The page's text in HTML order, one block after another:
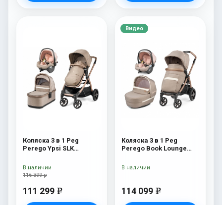
Коляска 3 в 1 Peg
Perego Ypsi SLK
116 399 р
111 299 e
В наличии
Видео
Коляска 3 в 1 Peg
Perego Book Lounge
114 099 e
В наличии